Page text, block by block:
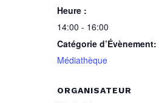
Heure :
14:00 - 16:00
Catégorie d’Évènement:
Médiathèque
ORGANISATEUR